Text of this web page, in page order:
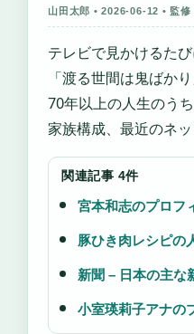
山田太郎 • 2026-06-12 • 監修
テレビで見かけるた
「渡る世間は鬼ばか
70年以上の人生のう
家族構成、最近のネ
関連記事 4件
宮本和志のプロフ
豚ひき肉レシピの
新聞 – 日本の主な
小室瑛莉子アナの